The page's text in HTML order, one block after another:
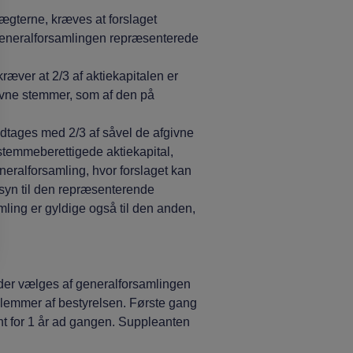
kræves at forslaget
repræsenterede
at 2/3 af aktiekapitalen er
stemmer, som af den på
med 2/3 af såvel de afgivne
aktiekapital,
hvor forslaget kan
til den repræsenterende
er gyldige også til den anden,
af generalforsamlingen
af bestyrelsen. Første gang
for 1 år ad gangen. Suppleanten